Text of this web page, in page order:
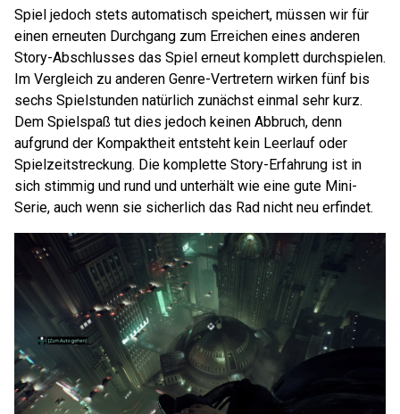
Spiel jedoch stets automatisch speichert, müssen wir für
einen erneuten Durchgang zum Erreichen eines anderen
Story-Abschlusses das Spiel erneut komplett durchspielen.
Im Vergleich zu anderen Genre-Vertretern wirken fünf bis
sechs Spielstunden natürlich zunächst einmal sehr kurz.
Dem Spielspaß tut dies jedoch keinen Abbruch, denn
aufgrund der Kompaktheit entsteht kein Leerlauf oder
Spielzeitstreckung. Die komplette Story-Erfahrung ist in
sich stimmig und rund und unterhält wie eine gute Mini-
Serie, auch wenn sie sicherlich das Rad nicht neu erfindet.